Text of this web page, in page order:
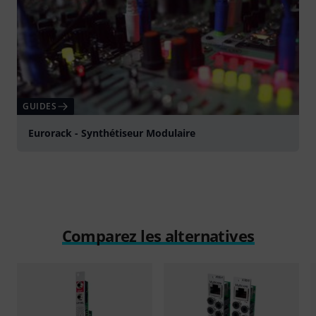
GUIDES
Eurorack - Synthétiseur Modulaire
Comparez les alternatives